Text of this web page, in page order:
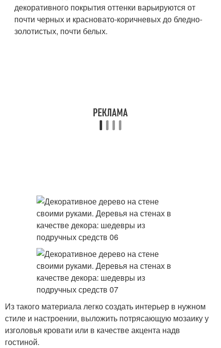
декоративного покрытия оттенки варьируются от
почти черных и красновато-коричневых до бледно-
золотистых, почти белых.
Из такого материала легко создать интерьер в нужном
стиле и настроении, выложить потрясающую мозаику у
изголовья кровати или в качестве акцента надв
гостиной.